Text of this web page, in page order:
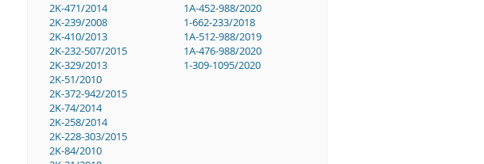
2K-471/2014
2K-239/2008
2K-410/2013
2K-232-507/2015
2K-329/2013
2K-51/2010
2K-372-942/2015
2K-74/2014
2K-258/2014
2K-228-303/2015
2K-84/2010
1A-452-988/2020
1-662-233/2018
1A-512-988/2019
1A-476-988/2020
1-309-1095/2020